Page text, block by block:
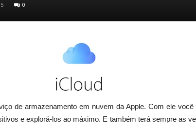
0
de armazenamento em nuvem da Apple. Com ele
e explorá-los ao máximo. E também terá sempre as